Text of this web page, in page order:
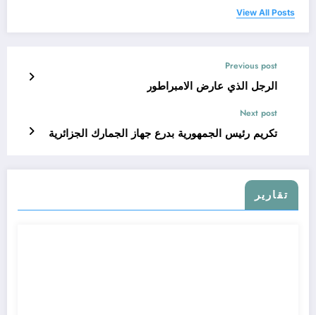
View All Posts
Previous post
الرجل الذي عارض الامبراطور
Next post
تكريم رئيس الجمهورية بدرع جهاز الجمارك الجزائرية
تقارير